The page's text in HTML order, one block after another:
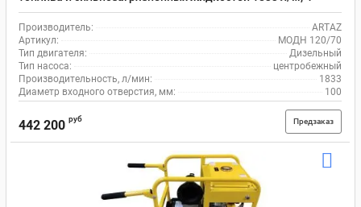
дюйма (100мм)
Производитель:
ARTAZ
Артикул:
МОДН 120/70
Тип двигателя:
Дизельный
Тип насоса:
центробежный
Производительность, л/мин:
1833
Диаметр входного отверстия, мм:
100
442 200 руб Предзаказ